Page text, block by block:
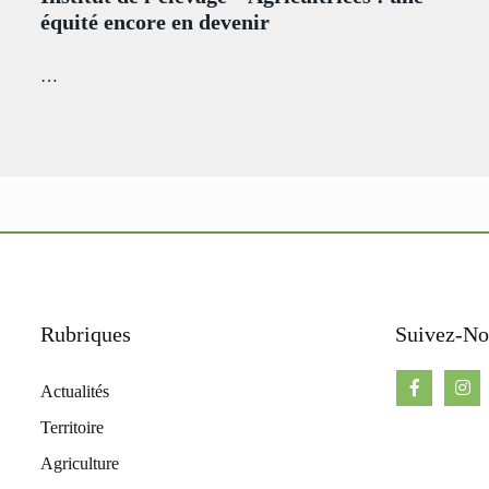
équité encore en devenir
…
Rubriques
Actualités
Territoire
Agriculture
Suivez-